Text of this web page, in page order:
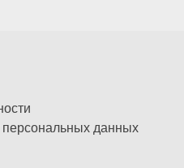
данных